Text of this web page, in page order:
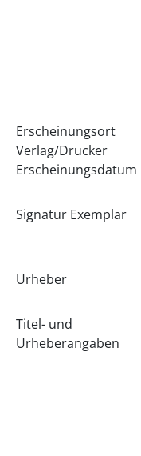
Erscheinungsort
Verlag/Drucker
Erscheinungsdatum
Signatur Exemplar
Urheber
Titel- und
Urheberangaben